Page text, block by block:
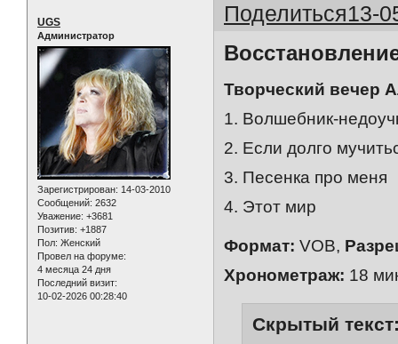
Поделиться13-
UGS
Администратор
Зарегистрирован: 14-03-2010
Сообщений: 2632
Уважение: +3681
Позитив: +1887
Пол: Женский
Провел на форуме:
4 месяца 24 дня
Последний визит:
10-02-2026 00:28:40
Творческий вечер
1. Волшебник-
2. Если долго
3. Песенка про меня
4. Этот мир
Формат: VOB,
Хронометраж: 18
Скрытый